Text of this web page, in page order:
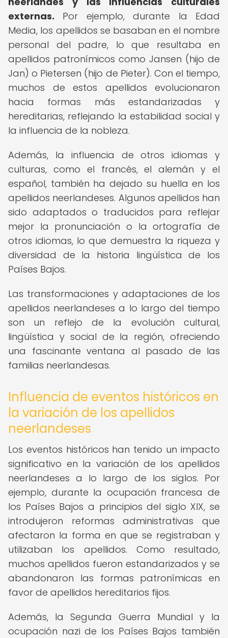
externas. Por ejemplo, durante la Edad
Media, los apellidos se basaban en el nombre
personal del padre, lo que resultaba en
apellidos patronímicos como Jansen (hijo de
Jan) o Pietersen (hijo de Pieter). Con el tiempo,
muchos de estos apellidos evolucionaron
hacia formas más estandarizadas y
hereditarias, reflejando la estabilidad social y
la influencia de la nobleza.
Además, la influencia de otros idiomas y
culturas, como el francés, el alemán y el
español, también ha dejado su huella en los
apellidos neerlandeses. Algunos apellidos han
sido adaptados o traducidos para reflejar
mejor la pronunciación o la ortografía de
otros idiomas, lo que demuestra la riqueza y
diversidad de la historia lingüística de los
Países Bajos.
Las transformaciones y adaptaciones de los
apellidos neerlandeses a lo largo del tiempo
son un reflejo de la evolución cultural,
lingüística y social de la región, ofreciendo
una fascinante ventana al pasado de las
familias neerlandesas.
Influencia de eventos históricos en
la variación de los apellidos
neerlandeses
Los eventos históricos han tenido un impacto
significativo en la variación de los apellidos
neerlandeses a lo largo de los siglos. Por
ejemplo, durante la ocupación francesa de
los Países Bajos a principios del siglo XIX, se
introdujeron reformas administrativas que
afectaron la forma en que se registraban y
utilizaban los apellidos. Como resultado,
muchos apellidos fueron estandarizados y se
abandonaron las formas patronímicas en
favor de apellidos hereditarios fijos.
Además, la Segunda Guerra Mundial y la
ocupación nazi de los Países Bajos también